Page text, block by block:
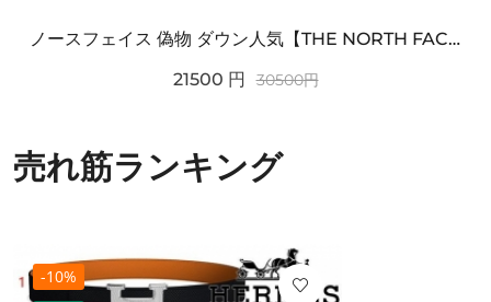
ノースフェイス 偽物 ダウン人気【THE NORTH FACE】M'S 7 SUMMIT HIM...
21500 円 30500円
売れ筋ランキング
-10%